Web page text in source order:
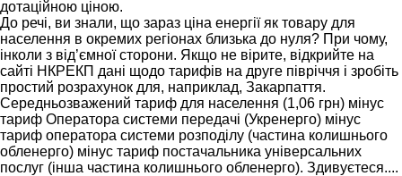
дотаційною ціною.
До речі, ви знали, що зараз ціна енергії як товару для
населення в окремих регіонах близька до нуля? При чому,
інколи з від’ємної сторони. Якщо не вірите, відкрийте на
сайті НКРЕКП дані щодо тарифів на друге півріччя і зробіть
простий розрахунок для, наприклад, Закарпаття.
Середньозважений тариф для населення (1,06 грн) мінус
тариф Оператора системи передачі (Укренерго) мінус
тариф оператора системи розподілу (частина колишнього
обленерго) мінус тариф постачальника універсальних
послуг (інша частина колишнього обленерго). Здивуєтеся....